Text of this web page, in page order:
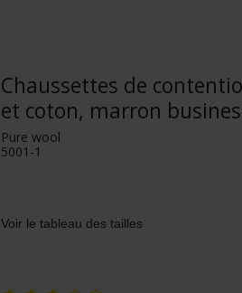
Chaussettes de
et coton, marron
Pure wool
5001-1
Voir le tableau des tailles